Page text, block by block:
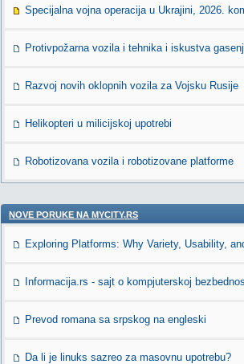
Specijalna vojna operacija u Ukrajini, 2026.
Protivpožarna vozila i tehnika i iskustva
Razvoj novih oklopnih vozila za Vojsku Rusije
Helikopteri u milicijskoj upotrebi
Robotizovana vozila i robotizovane platforme
NOVE PORUKE NA MYCITY.RS
Exploring Platforms: Why Variety, Usability,
Informacija.rs - sajt o kompjuterskoj
Prevod romana sa srpskog na engleski
Da li je linuks sazreo za masovnu upotrebu?